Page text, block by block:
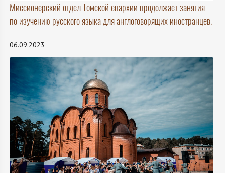
Миссионерский отдел Томской епархии продолжает занятия
по изучению русского языка для англоговорящих иностранцев.
06.09.2023